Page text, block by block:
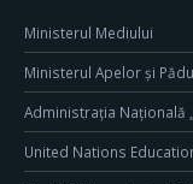
Ministerul Mediului
Ministerul Apelor și
Administrația Națională
United Nations